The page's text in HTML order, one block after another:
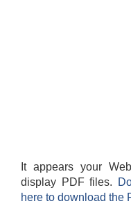
It appears your
display PDF files.
here to download the